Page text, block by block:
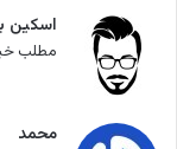
اسکین
مطلب
محمد